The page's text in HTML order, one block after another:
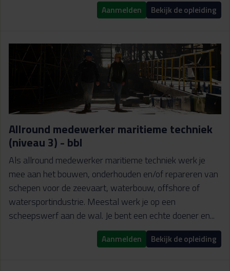
Aanmelden Bekijk de opleiding
Allround medewerker maritieme techniek
(niveau 3) - bbl
Als allround medewerker maritieme techniek werk je
mee aan het bouwen, onderhouden en/of repareren van
schepen voor de zeevaart, waterbouw, offshore of
watersportindustrie. Meestal werk je op een
scheepswerf aan de wal. Je bent een echte doener en...
Aanmelden Bekijk de opleiding